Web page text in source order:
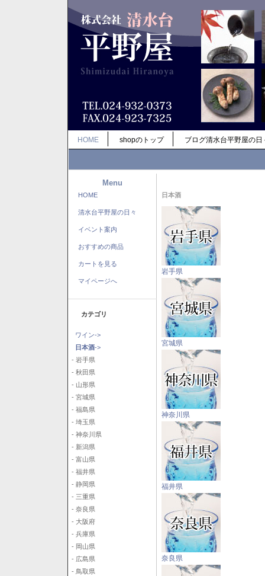
HOME shopのトップ ブログ清水台平野屋の日
Menu
HOME
清水台平野屋の日々
イベント案内
おすすめの商品
カートを見る
マイページへ
カテゴリ
ワイン->
日本酒->
- 岩手県
- 秋田県
- 山形県
- 宮城県
- 福島県
- 埼玉県
- 神奈川県
- 新潟県
- 富山県
- 福井県
- 静岡県
- 三重県
- 奈良県
- 大阪府
- 兵庫県
- 岡山県
- 広島県
- 鳥取県
日本酒
岩手県
宮城県
神奈川県
福井県
奈良県